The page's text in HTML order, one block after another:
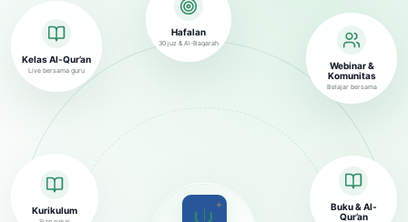
✦
Kelas Al-Qur’an
Live bersama guru
Hafalan
30 juz & Al-Baqarah
Buku & Al-
Qur’an
Kurikulum
Webinar &
Komunitas
Belajar bersama